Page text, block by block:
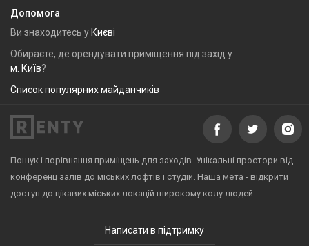
Допомога
Ви знаходитесь у Києві
Обираєте, де орендувати приміщення під захід у
м. Київ?
Список популярних майданчиків
Пошук і порівняння приміщень для заходів. Унікальні простори від
конференц залів до міських лофтів і студій. Наша мета - відкрити
доступ до цікавих міських локацій широкому колу людей
Написати в підтримку